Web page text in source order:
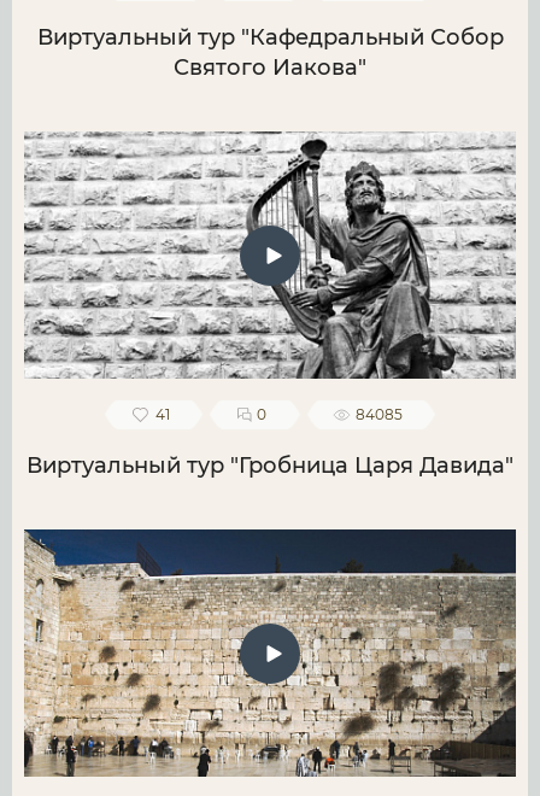
Виртуальный тур "Кафедральный Собор
Святого Иакова"
41 0 84085
Виртуальный тур "Гробница Царя Давида"